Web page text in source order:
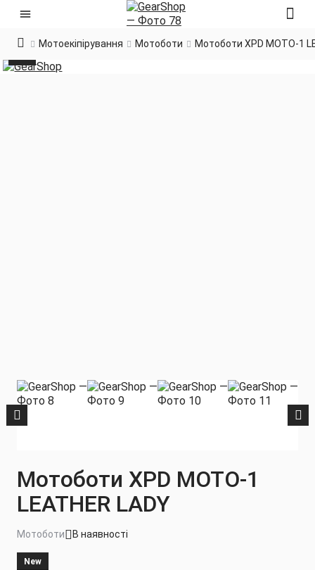
Мотоекіпірування Мотоботи Мотоботи XPD MOTO-1
Мотоботи XPD MOTO-1
LEATHER LADY
Мотоботи В наявності
New